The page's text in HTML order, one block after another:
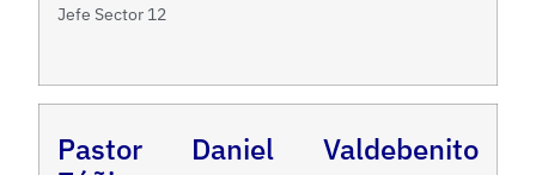
Jefe Sector 12
Pastor Daniel Valdebenito